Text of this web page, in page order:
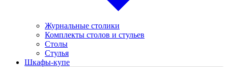
Журнальные столики
Комплекты столов и стульев
Столы
Стулья
Шкафы-купе